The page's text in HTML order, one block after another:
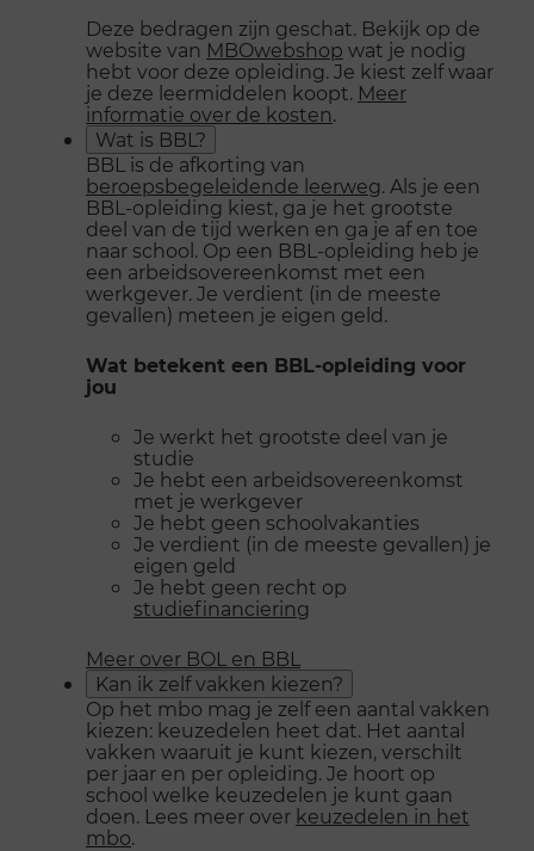
Deze bedragen zijn geschat. Bekijk op de
website van MBOwebshop wat je nodig
hebt voor deze opleiding. Je kiest zelf waar
je deze leermiddelen koopt. Meer
informatie over de kosten.
Wat is BBL?
BBL is de afkorting van
beroepsbegeleidende leerweg. Als je een
BBL-opleiding kiest, ga je het grootste
deel van de tijd werken en ga je af en toe
naar school. Op een BBL-opleiding heb je
een arbeidsovereenkomst met een
werkgever. Je verdient (in de meeste
gevallen) meteen je eigen geld.
Wat betekent een BBL-opleiding voor
jou
Je werkt het grootste deel van je
studie
Je hebt een arbeidsovereenkomst
met je werkgever
Je hebt geen schoolvakanties
Je verdient (in de meeste gevallen) je
eigen geld
Je hebt geen recht op
studiefinanciering
Meer over BOL en BBL
Kan ik zelf vakken kiezen?
Op het mbo mag je zelf een aantal vakken
kiezen: keuzedelen heet dat. Het aantal
vakken waaruit je kunt kiezen, verschilt
per jaar en per opleiding. Je hoort op
school welke keuzedelen je kunt gaan
doen. Lees meer over keuzedelen in het
mbo.